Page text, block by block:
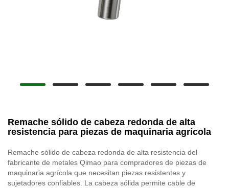
Remache sólido de cabeza redonda de alta
resistencia para piezas de maquinaria agrícola
Remache sólido de cabeza redonda de alta resistencia del
fabricante de metales Qimao para compradores de piezas de
maquinaria agrícola que necesitan piezas resistentes y
sujetadores confiables. La cabeza sólida permite cable de